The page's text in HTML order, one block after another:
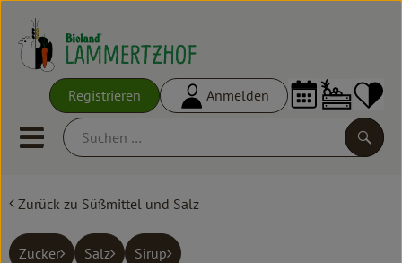
Registrieren Anmelden
Mobiles Menu öffnen oder
Ökokisten
Frisches
Zurück zu Süßmittel und Salz
Zucker Salz Sirup